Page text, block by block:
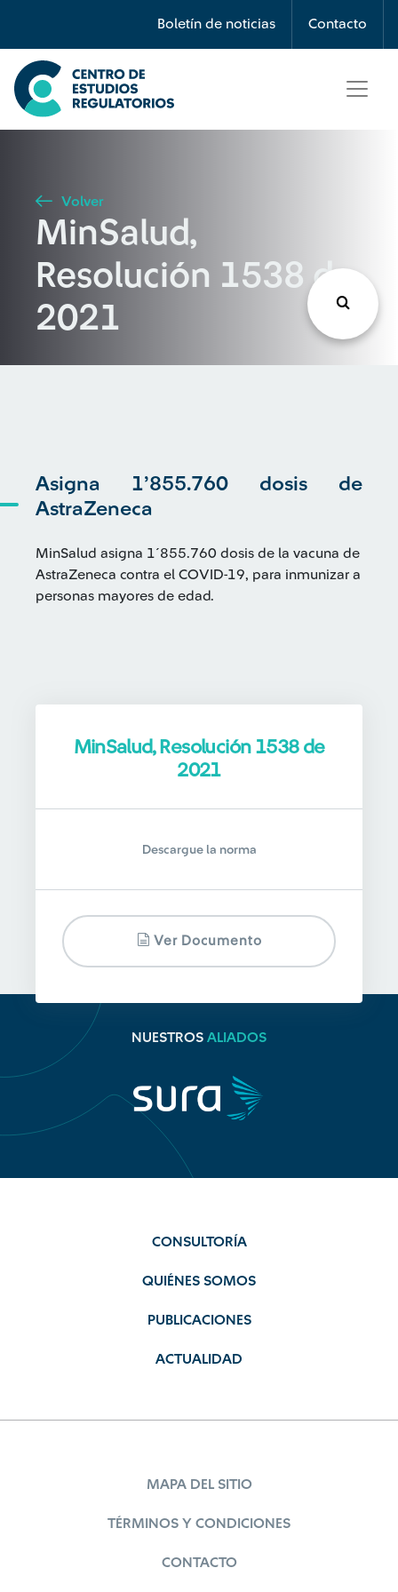
Boletín de noticias Contacto
Búsqueda
Seleccione país
Buscar
Volver
MinSalud,
Resolución 1538 de
2021
Asigna 1’855.760 dosis de
AstraZeneca
MinSalud asigna 1´855.760 dosis de la vacuna de
AstraZeneca contra el COVID-19, para inmunizar a
personas mayores de edad.
MinSalud, Resolución 1538 de
2021
Descargue la norma
Ver Documento
NUESTROS ALIADOS
CONSULTORÍA
QUIÉNES SOMOS
PUBLICACIONES
ACTUALIDAD
MAPA DEL SITIO
TÉRMINOS Y CONDICIONES
CONTACTO